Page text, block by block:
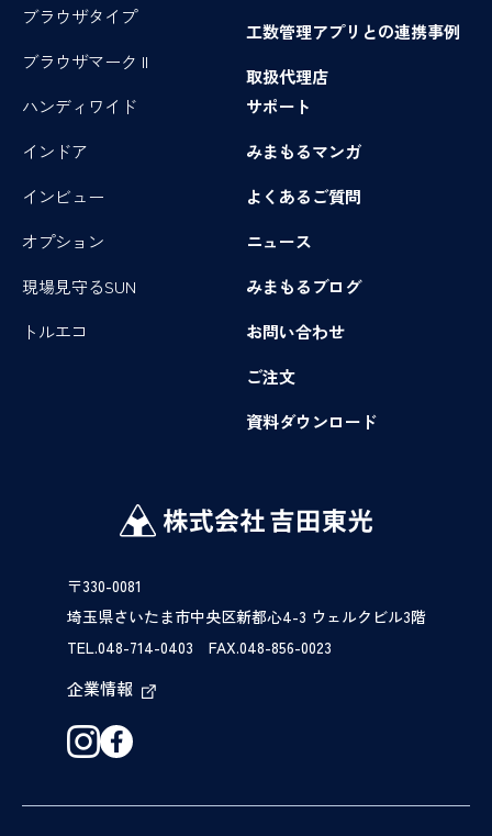
〒330-0081
埼玉県さいたま市中央区新都心4-3 ウェルクビル3階
TEL.048-714-0403 FAX.048-856-0023
企業情報
ブラウザタイプ
ブラウザマーク II
ハンディワイド
インドア
インビュー
オプション
現場見守るSUN
トルエコ
工数管理アプリとの連携事例
取扱代理店
サポート
みまもるマンガ
よくあるご質問
ニュース
みまもるブログ
お問い合わせ
ご注文
資料ダウンロード